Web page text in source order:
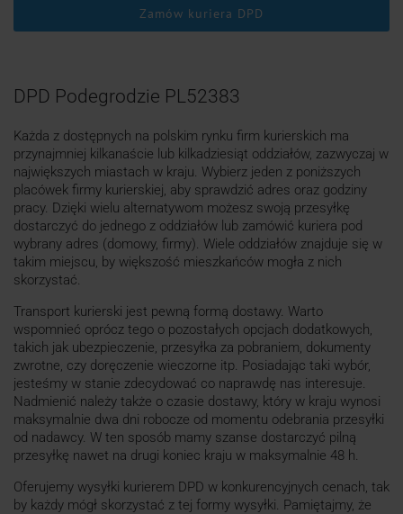
Zamów kuriera DPD
DPD Podegrodzie PL52383
Każda z dostępnych na polskim rynku firm kurierskich ma
przynajmniej kilkanaście lub kilkadziesiąt oddziałów, zazwyczaj w
największych miastach w kraju. Wybierz jeden z poniższych
placówek firmy kurierskiej, aby sprawdzić adres oraz godziny
pracy. Dzięki wielu alternatywom możesz swoją przesyłkę
dostarczyć do jednego z oddziałów lub zamówić kuriera pod
wybrany adres (domowy, firmy). Wiele oddziałów znajduje się w
takim miejscu, by większość mieszkańców mogła z nich
skorzystać.
Transport kurierski jest pewną formą dostawy. Warto
wspomnieć oprócz tego o pozostałych opcjach dodatkowych,
takich jak ubezpieczenie, przesyłka za pobraniem, dokumenty
zwrotne, czy doręczenie wieczorne itp. Posiadając taki wybór,
jesteśmy w stanie zdecydować co naprawdę nas interesuje.
Nadmienić należy także o czasie dostawy, który w kraju wynosi
maksymalnie dwa dni robocze od momentu odebrania przesyłki
od nadawcy. W ten sposób mamy szanse dostarczyć pilną
przesyłkę nawet na drugi koniec kraju w maksymalnie 48 h.
Oferujemy wysyłki kurierem DPD w konkurencyjnych cenach, tak
by każdy mógł skorzystać z tej formy wysyłki. Pamiętajmy, że